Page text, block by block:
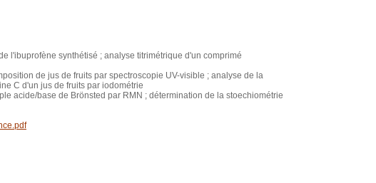
l'ibuprofène synthétisé ; analyse titrimétrique d'un comprimé
de jus de fruits par spectroscopie UV-visible ; analyse de la
C d'un jus de fruits par iodométrie
acide/base de Brönsted par RMN ; détermination de la stoechiométrie